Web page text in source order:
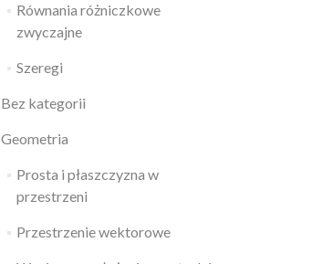
Równania różniczkowe
zwyczajne
Szeregi
Bez kategorii
Geometria
Prosta i płaszczyzna w
przestrzeni
Przestrzenie wektorowe